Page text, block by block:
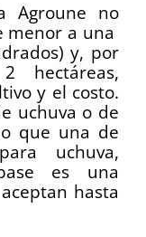
Agroune no
menor a una
y, por
hectáreas,
y el costo.
uchuva o de
que una de
uchuva,
es una
hasta